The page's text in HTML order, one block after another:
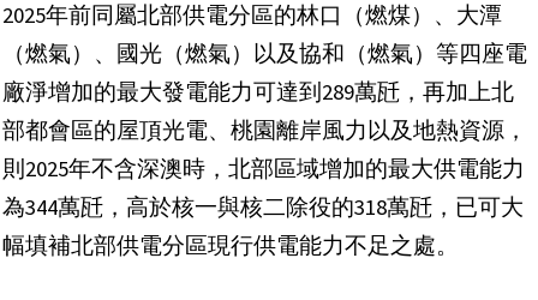
2025年前同屬北部供電分區的林口（燃煤）、大潭
（燃氣）、國光（燃氣）以及協和（燃氣）等四座電
廠淨增加的最大發電能力可達到289萬瓩，再加上北
部都會區的屋頂光電、桃園離岸風力以及地熱資源，
則2025年不含深澳時，北部區域增加的最大供電能力
為344萬瓩，高於核一與核二除役的318萬瓩，已可大
幅填補北部供電分區現行供電能力不足之處。